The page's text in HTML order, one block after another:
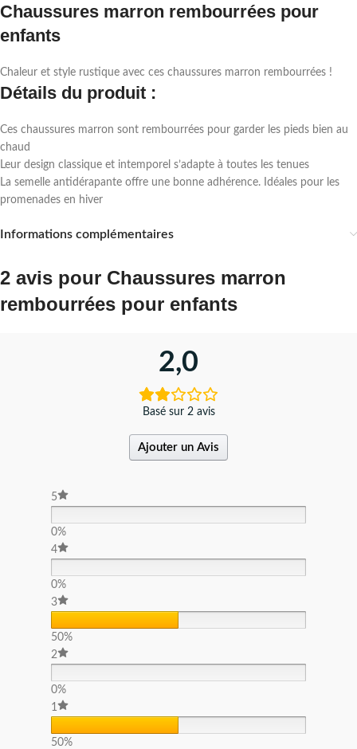
Chaussures marron rembourrées pour
enfants
Chaleur et style rustique avec ces chaussures marron rembourrées !
Détails du produit :
Ces chaussures marron sont rembourrées pour garder les pieds bien au
chaud
Leur design classique et intemporel s’adapte à toutes les tenues
La semelle antidérapante offre une bonne adhérence. Idéales pour les
promenades en hiver
Informations complémentaires
2 avis pour Chaussures marron
rembourrées pour enfants
2,0
Basé sur 2 avis
Ajouter un Avis
5
0%
4
0%
3
50%
2
0%
1
50%